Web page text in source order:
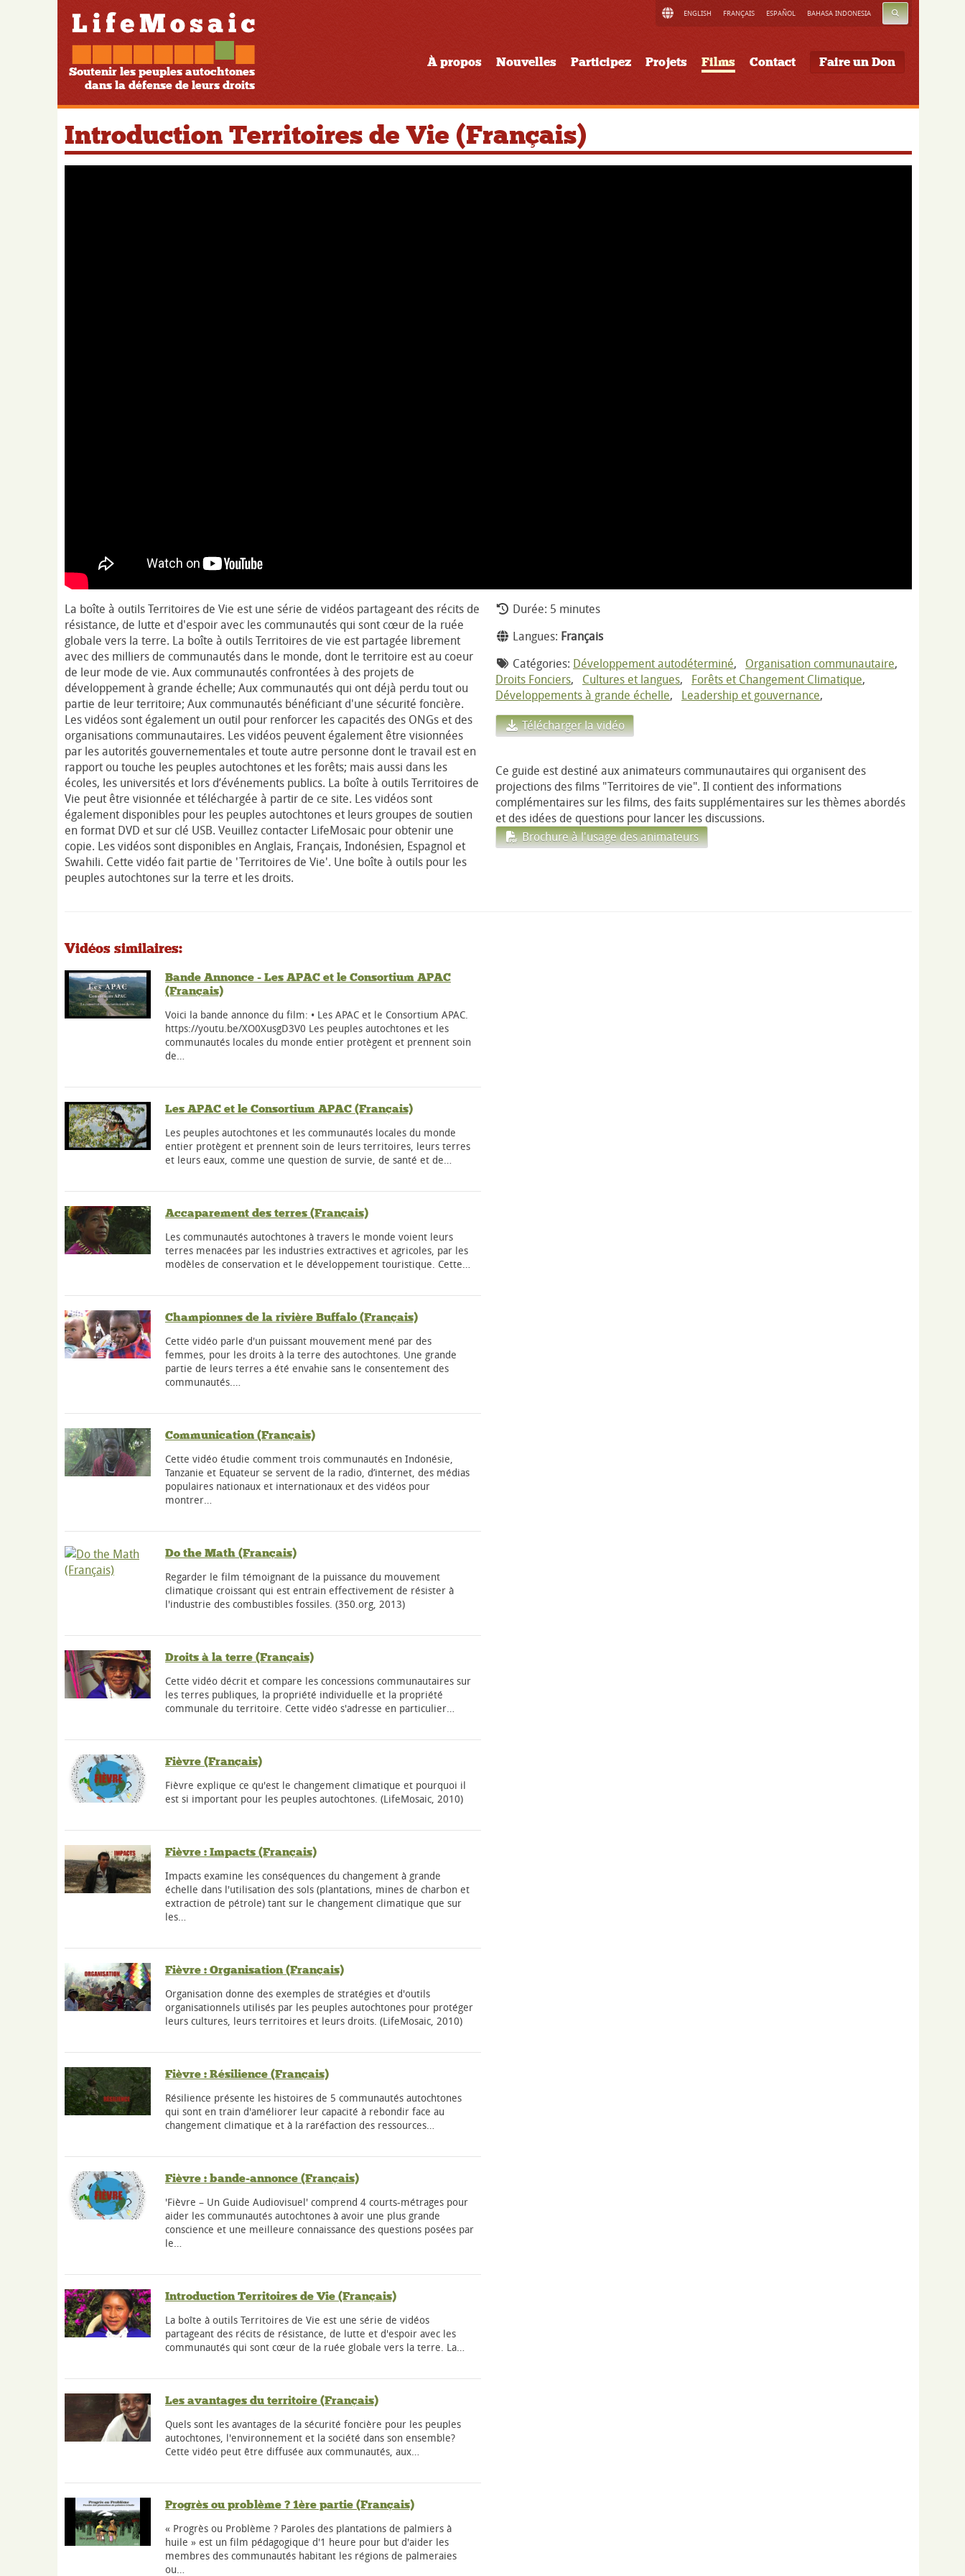
Soutenir les peuples autochtones
dans la défense de leurs droits
ENGLISH FRANÇAIS ESPAÑOL BAHASA INDONESIA RECHERCHE
À propos Nouvelles Participez Projets Films Contact Faire un Don
Introduction Territoires de Vie (Français)
La boîte à outils Territoires de Vie est une série de vidéos partageant des récits de
résistance, de lutte et d'espoir avec les communautés qui sont cœur de la ruée
globale vers la terre. La boîte à outils Territoires de vie est partagée librement
avec des milliers de communautés dans le monde, dont le territoire est au coeur
de leur mode de vie. Aux communautés confrontées à des projets de
développement à grande échelle; Aux communautés qui ont déjà perdu tout ou
partie de leur territoire; Aux communautés bénéficiant d'une sécurité foncière.
Les vidéos sont également un outil pour renforcer les capacités des ONGs et des
organisations communautaires. Les vidéos peuvent également être visionnées
par les autorités gouvernementales et toute autre personne dont le travail est en
rapport ou touche les peuples autochtones et les forêts; mais aussi dans les
écoles, les universités et lors d’événements publics. La boîte à outils Territoires de
Vie peut être visionnée et téléchargée à partir de ce site. Les vidéos sont
également disponibles pour les peuples autochtones et leurs groupes de soutien
en format DVD et sur clé USB. Veuillez contacter LifeMosaic pour obtenir une
copie. Les vidéos sont disponibles en Anglais, Français, Indonésien, Espagnol et
Swahili. Cette vidéo fait partie de 'Territoires de Vie'. Une boîte à outils pour les
peuples autochtones sur la terre et les droits.
Durée: 5 minutes
Langues: Français
Catégories: Développement autodéterminé, Organisation communautaire,
Droits Fonciers, Cultures et langues, Forêts et Changement Climatique,
Développements à grande échelle, Leadership et gouvernance,
Télécharger la vidéo
Ce guide est destiné aux animateurs communautaires qui organisent des
projections des films "Territoires de vie". Il contient des informations
complémentaires sur les films, des faits supplémentaires sur les thèmes abordés
et des idées de questions pour lancer les discussions.
Brochure à l'usage des animateurs
Vidéos similaires:
Bande Annonce - Les APAC et le Consortium APAC
(Français)
Voici la bande annonce du film: • Les APAC et le Consortium APAC.
https://youtu.be/XO0XusgD3V0 Les peuples autochtones et les
communautés locales du monde entier protègent et prennent soin
de…
Les APAC et le Consortium APAC (Français)
Les peuples autochtones et les communautés locales du monde
entier protègent et prennent soin de leurs territoires, leurs terres
et leurs eaux, comme une question de survie, de santé et de…
Accaparement des terres (Français)
Les communautés autochtones à travers le monde voient leurs
terres menacées par les industries extractives et agricoles, par les
modèles de conservation et le développement touristique. Cette…
Championnes de la rivière Buffalo (Français)
Cette vidéo parle d'un puissant mouvement mené par des
femmes, pour les droits à la terre des autochtones. Une grande
partie de leurs terres a été envahie sans le consentement des
communautés.…
Communication (Français)
Cette vidéo étudie comment trois communautés en Indonésie,
Tanzanie et Equateur se servent de la radio, d’internet, des médias
populaires nationaux et internationaux et des vidéos pour
montrer…
Do the Math (Français)
Regarder le film témoignant de la puissance du mouvement
climatique croissant qui est entrain effectivement de résister à
l'industrie des combustibles fossiles. (350.org, 2013)
Droits à la terre (Français)
Cette vidéo décrit et compare les concessions communautaires sur
les terres publiques, la propriété individuelle et la propriété
communale du territoire. Cette vidéo s'adresse en particulier…
Fièvre (Français)
Fièvre explique ce qu'est le changement climatique et pourquoi il
est si important pour les peuples autochtones. (LifeMosaic, 2010)
Fièvre : Impacts (Français)
Impacts examine les conséquences du changement à grande
échelle dans l'utilisation des sols (plantations, mines de charbon et
extraction de pétrole) tant sur le changement climatique que sur
les…
Fièvre : Organisation (Français)
Organisation donne des exemples de stratégies et d'outils
organisationnels utilisés par les peuples autochtones pour protéger
leurs cultures, leurs territoires et leurs droits. (LifeMosaic, 2010)
Fièvre : Résilience (Français)
Résilience présente les histoires de 5 communautés autochtones
qui sont en train d'améliorer leur capacité à rebondir face au
changement climatique et à la raréfaction des ressources…
Fièvre : bande-annonce (Français)
'Fièvre – Un Guide Audiovisuel' comprend 4 courts-métrages pour
aider les communautés autochtones à avoir une plus grande
conscience et une meilleure connaissance des questions posées par
le…
Introduction Territoires de Vie (Français)
La boîte à outils Territoires de Vie est une série de vidéos
partageant des récits de résistance, de lutte et d'espoir avec les
communautés qui sont cœur de la ruée globale vers la terre. La…
Les avantages du territoire (Français)
Quels sont les avantages de la sécurité foncière pour les peuples
autochtones, l'environnement et la société dans son ensemble?
Cette vidéo peut être diffusée aux communautés, aux…
Progrès ou problème ? 1ère partie (Français)
« Progrès ou Problème ? Paroles des plantations de palmiers à
huile » est un film pédagogique d'1 heure pour but d'aider les
membres des communautés habitant les régions de palmeraies
ou…